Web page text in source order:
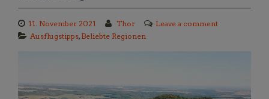
11. November 2021 Thor
Leave a comment
Ausflugstipps, Beliebte Regionen